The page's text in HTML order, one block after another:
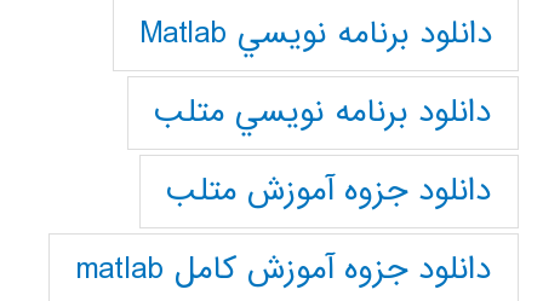
دانلود برنامه نويسي Matlab
دانلود برنامه نويسي متلب
دانلود جزوه آموزش متلب
دانلود جزوه آموزش کامل matlab